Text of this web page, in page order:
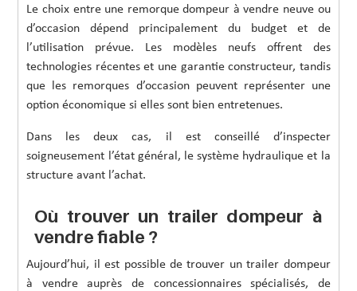
Le choix entre une remorque dompeur à vendre neuve ou
d’occasion dépend principalement du budget et de
l’utilisation prévue. Les modèles neufs offrent des
technologies récentes et une garantie constructeur, tandis
que les remorques d’occasion peuvent représenter une
option économique si elles sont bien entretenues.
Dans les deux cas, il est conseillé d’inspecter
soigneusement l’état général, le système hydraulique et la
structure avant l’achat.
Où trouver un trailer dompeur à
vendre fiable ?
Aujourd’hui, il est possible de trouver un trailer dompeur
à vendre auprès de concessionnaires spécialisés, de